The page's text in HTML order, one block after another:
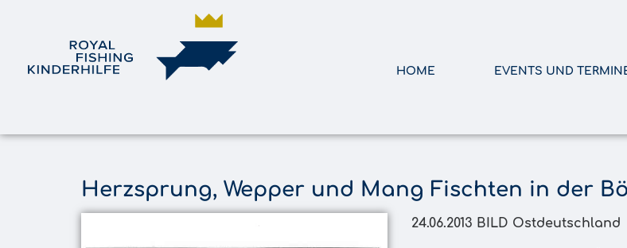
HOME EVENTS UND
Herzsprung, Wepper und Mang Fischten in der
24.06.2013 BILD Ostdeutschland